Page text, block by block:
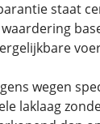
staat
waardering
wegen
laklaag